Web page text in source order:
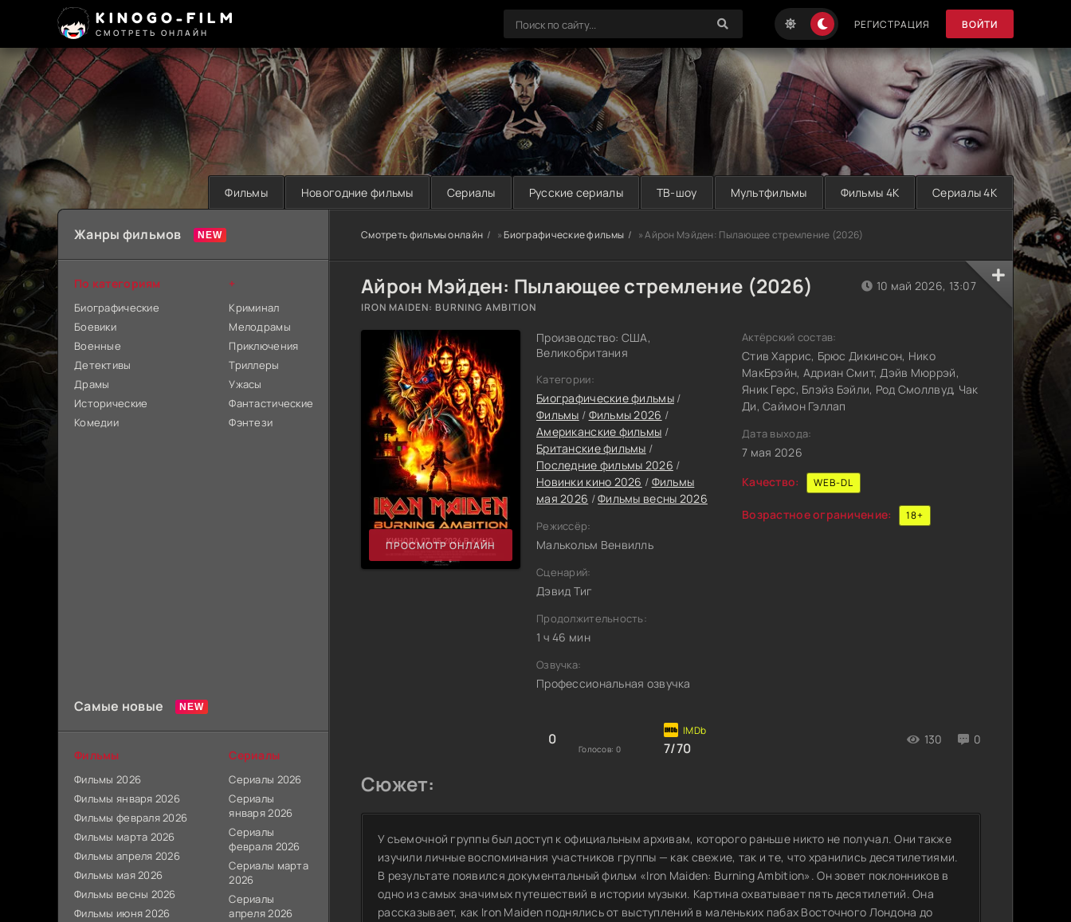
KINOGO-FILM
СМОТРЕТЬ ОНЛАЙН
РЕГИСТРАЦИЯ ВОЙТИ
Фильмы Новогодние фильмы Сериалы Русские сериалы ТВ-шоу Мультфильмы Фильмы 4K Сериалы 4K
Смотреть фильмы онлайн »Биографические фильмы » Айрон Мэйден: Пылающее стремление (2026)
Айрон Мэйден: Пылающее стремление (2026)
IRON MAIDEN: BURNING AMBITION
ПРОСМОТР ОНЛАЙН
Производство: США,
Великобритания
Категории:
Биографические фильмы/
Фильмы / Фильмы 2026 /
Американские фильмы /
Британские фильмы /
Последние фильмы 2026 /
Новинки кино 2026 / Фильмы
мая 2026 /Фильмы весны 2026
Режиссёр:
Малькольм Венвилль
Сценарий:
Дэвид Тиг
Продолжительность:
1 ч 46 мин
Озвучка:
Профессиональная озвучка
0
Голосов: 0 7/70
130 0
10 май 2026, 13:07
Актёрский состав:
Стив Харрис, Брюс Дикинсон, Нико
МакБрэйн, Адриан Смит, Дэйв Мюррэй,
Яник Герс, Блэйз Бэйли, Род Смоллвуд, Чак
Ди, Саймон Гэллап
Дата выхода:
7 мая 2026
Качество:
WEB-DL
Возрастное ограничение: 18+
Сюжет:
У съемочной группы был доступ к официальным архивам, которого раньше никто не получал. Они также
изучили личные воспоминания участников группы — как свежие, так и те, что хранились десятилетиями.
В результате появился документальный фильм «Iron Maiden: Burning Ambition». Он зовет поклонников в
одно из самых значимых путешествий в истории музыки. Картина охватывает пять десятилетий. Она
рассказывает, как Iron Maiden поднялись от выступлений в маленьких пабах Восточного Лондона до
Жанры фильмов
По категориям
Биографические
Боевики
Военные
Детективы
Драмы
Исторические
Комедии
+
Криминал
Мелодрамы
Приключения
Триллеры
Ужасы
Фантастические
Фэнтези
Самые новые
Фильмы
Фильмы 2026
Фильмы января 2026
Фильмы февраля 2026
Фильмы марта 2026
Фильмы апреля 2026
Фильмы мая 2026
Фильмы весны 2026
Фильмы июня 2026
Сериалы
Сериалы 2026
Сериалы
января 2026
Сериалы
февраля 2026
Сериалы марта
2026
Сериалы
апреля 2026